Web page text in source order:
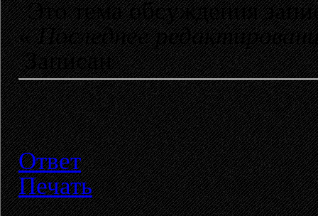
Это тема обсуждения
«Последнее
Записан
Ответ
Печать